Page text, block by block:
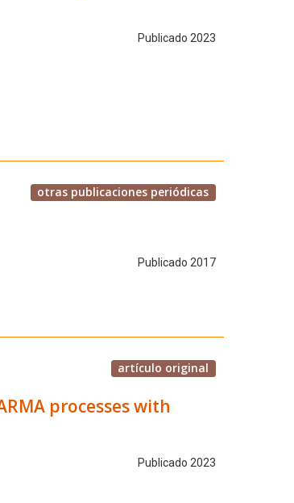
Publicado 2023
otras publicaciones periódicas
Publicado 2017
artículo original
processes with
Publicado 2023